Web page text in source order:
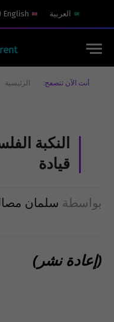
العربية English
أنت الآن تتصفح: الرئيسية
النكبة
قيادة
بواسطة سلمان
(إعادة نشر)